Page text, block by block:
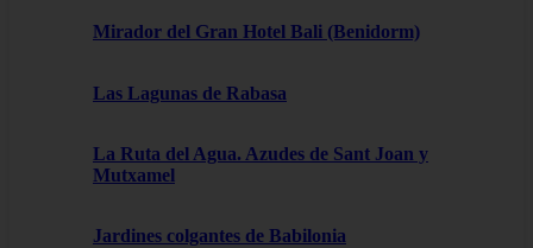
Mirador del Gran Hotel Bali (Benidorm)
Las Lagunas de Rabasa
La Ruta del Agua. Azudes de Sant Joan y
Mutxamel
Jardines colgantes de Babilonia